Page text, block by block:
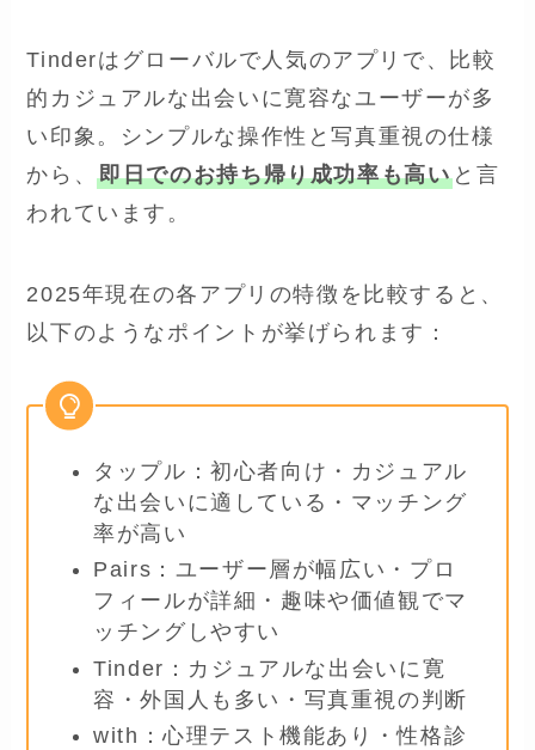
Tinderはグローバルで人気のアプリで、比較
的カジュアルな出会いに寛容なユーザーが多
い印象。シンプルな操作性と写真重視の仕様
から、即日でのお持ち帰り成功率も高い と言
われています。
2025年現在の各アプリの特徴を比較すると、
以下のようなポイントが挙げられます：
タップル：初心者向け・カジュアル
な出会いに適している・マッチング
率が高い
Pairs：ユーザー層が幅広い・プロ
フィールが詳細・趣味や価値観でマ
ッチングしやすい
Tinder：カジュアルな出会いに寛
容・外国人も多い・写真重視の判断
with：心理テスト機能あり・性格診